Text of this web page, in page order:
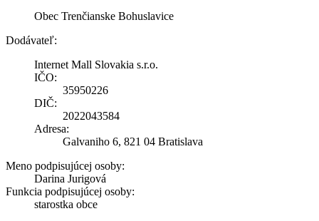
Obec Trenčianske Bohuslavice
Dodávateľ:
Internet Mall Slovakia s.r.o.
IČO:
35950226
DIČ:
2022043584
Adresa:
Galvaniho 6, 821 04 Bratislava
Meno podpisujúcej osoby:
Darina Jurigová
Funkcia podpisujúcej osoby:
starostka obce